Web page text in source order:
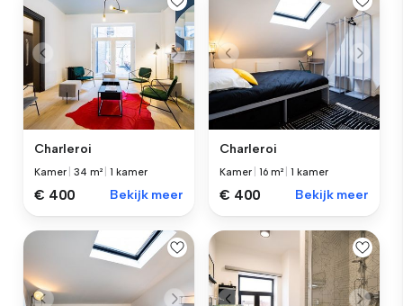
Charleroi
Kamer |34 m² |1 kamer
€ 400 Bekijk meer
Charleroi
Kamer |16 m² |1 kamer
€ 400 Bekijk meer